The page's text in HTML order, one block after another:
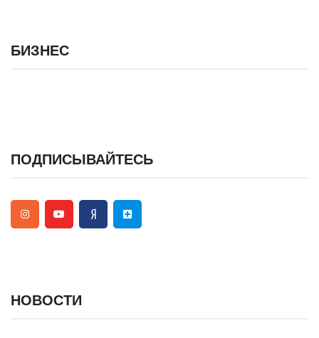
БИЗНЕС
ПОДПИСЫВАЙТЕСЬ
НОВОСТИ